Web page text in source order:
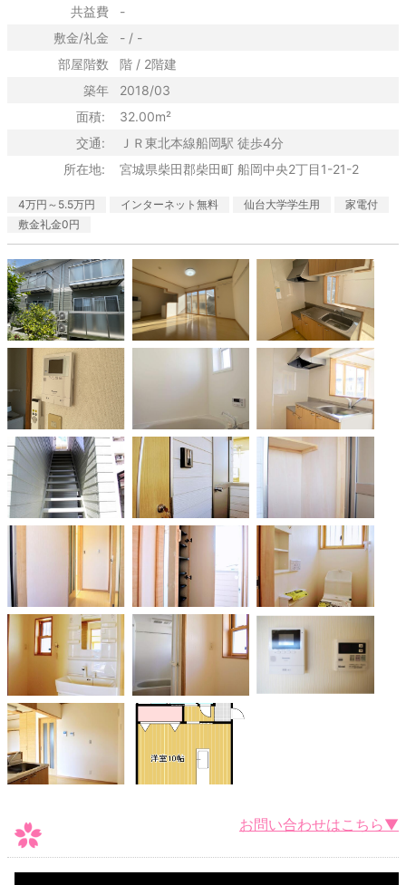
共益費
-
敷金/礼金
- / -
部屋階数
階 / 2階建
築年
2018/03
面積:
32.00m²
交通:
ＪＲ東北本線船岡駅 徒歩4分
所在地:
宮城県柴田郡柴田町 船岡中央2丁目1-21-2
4万円～5.5万円 インターネット無料 仙台大学学生用
家電付
敷金礼金0円
お問い合わせはこちら▼